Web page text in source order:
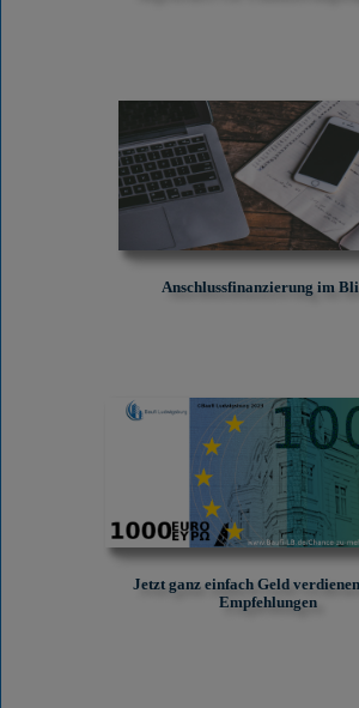
Anschlussfinanzierung im
Jetzt ganz einfach Geld
Empfehlungen